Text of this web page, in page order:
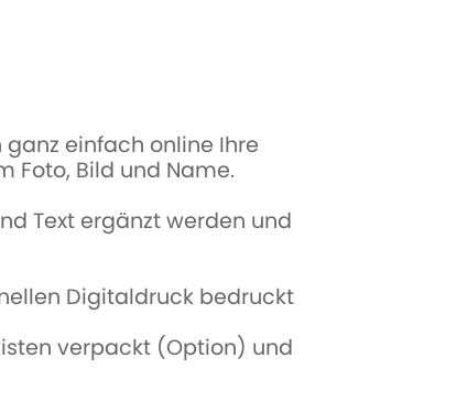
einfach online Ihre
Foto, Bild und Name.
Text ergänzt werden und
Digitaldruck bedruckt
verpackt (Option) und